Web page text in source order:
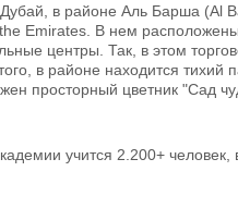
в районе Аль Барша (Al
Emirates. В нем
центры. Так, в этом
в районе находится
просторный цветник "Сад
учится 2.200+